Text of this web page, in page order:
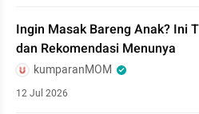
Ingin Masak Bareng Anak? Ini
dan Rekomendasi Menunya
kumparanMOM
12 Jul 2026